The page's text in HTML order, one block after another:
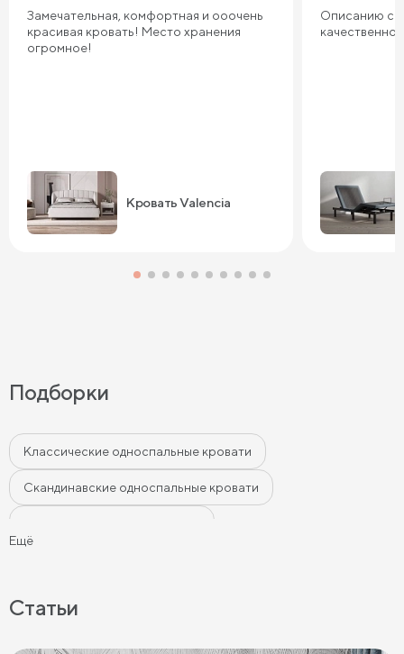
Замечательная, комфортная и ооочень
красивая кровать! Место хранения
огромное!
Кровать Valencia
Описанию
качественно
Подборки
Классические односпальные кровати
Скандинавские односпальные кровати
Ещё
Статьи